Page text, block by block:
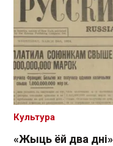
«Жыць ёй два
Культура